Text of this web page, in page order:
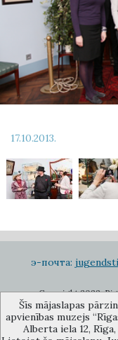
17.10.2013.
э-почта:
Copyright 2022.
Šīs mājaslapas
apvienības muzejs
Alberta iela 12,